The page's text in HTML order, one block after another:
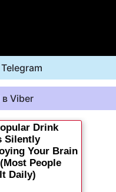
Viber